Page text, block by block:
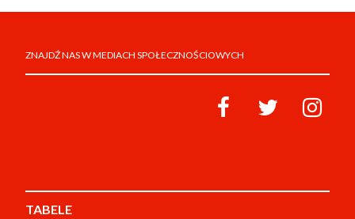
ZNAJDŹ NAS W MEDIACH SPOŁECZNOŚCIOWYCH
TABELE